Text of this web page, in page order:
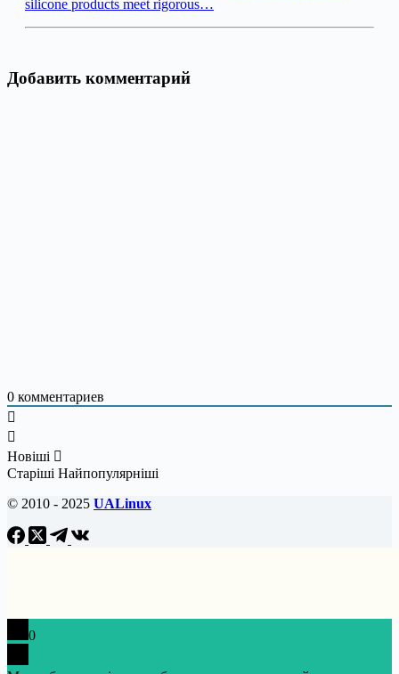
silicone products meet rigorous…
Добавить комментарий
0 комментариев
Новіші
Старіші Найпопулярніші
© 2010 - 2025 UALinux
0